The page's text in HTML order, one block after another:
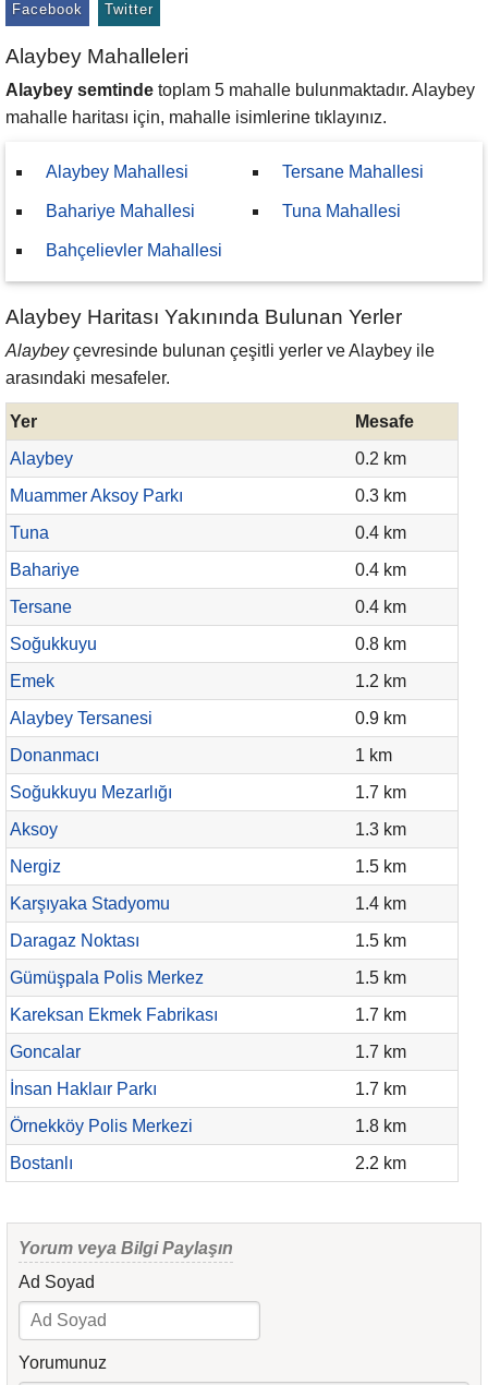
Facebook Twitter
Alaybey Mahalleleri
Alaybey semtinde toplam 5 mahalle bulunmaktadır. Alaybey
mahalle haritası için, mahalle isimlerine tıklayınız.
Alaybey Mahallesi
Bahariye Mahallesi
Bahçelievler Mahallesi
Tersane Mahallesi
Tuna Mahallesi
Alaybey Haritası Yakınında Bulunan Yerler
Alaybeyçevresinde bulunan çeşitli yerler ve Alaybey ile
arasındaki mesafeler.
Yer
Mesafe
Alaybey
0.2 km
Muammer Aksoy Parkı
0.3 km
Tuna
0.4 km
Bahariye
0.4 km
Tersane
0.4 km
Soğukkuyu
0.8 km
Emek
1.2 km
Alaybey Tersanesi
0.9 km
Donanmacı
1 km
Soğukkuyu Mezarlığı
1.7 km
Aksoy
1.3 km
Nergiz
1.5 km
Karşıyaka Stadyomu
1.4 km
Daragaz Noktası
1.5 km
Gümüşpala Polis Merkez
1.5 km
Kareksan Ekmek Fabrikası
1.7 km
Goncalar
1.7 km
İnsan Haklaır Parkı
1.7 km
Örnekköy Polis Merkezi
1.8 km
Bostanlı
2.2 km
Yorum veya Bilgi Paylaşın
Ad Soyad
Yorumunuz